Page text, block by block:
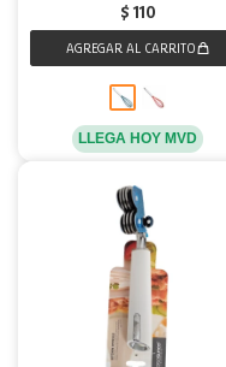
$ 110
LLEGA HOY MVD